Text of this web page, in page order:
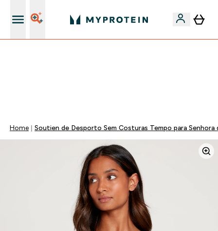
Home Soutien de Desporto Sem Costuras Tempo para Senhora